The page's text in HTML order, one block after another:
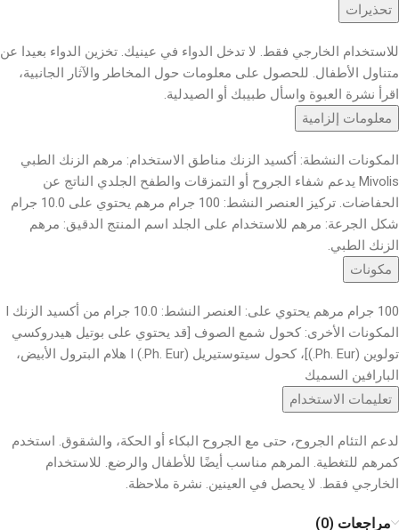
تحذيرات
للاستخدام الخارجي فقط. لا تدخل الدواء في عينيك. تخزين الدواء بعيدا عن
متناول الأطفال. للحصول على معلومات حول المخاطر والآثار الجانبية،
اقرأ نشرة العبوة واسأل طبيبك أو الصيدلية.
معلومات إلزامية
المكونات النشطة: أكسيد الزنك مناطق الاستخدام: مرهم الزنك الطبي
Mivolis يدعم شفاء الجروح أو التمزقات والطفح الجلدي الناتج عن
الحفاضات. تركيز العنصر النشط: 100 جرام مرهم يحتوي على 10.0 جرام
شكل الجرعة: مرهم للاستخدام على الجلد اسم المنتج الدقيق: مرهم
الزنك الطبي.
مكونات
100 جرام مرهم يحتوي على: العنصر النشط: 10.0 جرام من أكسيد الزنك I
المكونات الأخرى: كحول شمع الصوف [قد يحتوي على بوتيل هيدروكسي
تولوين (Ph. Eur.)]، كحول سيتوستيريل (Ph. Eur.) I هلام البترول الأبيض،
البارافين السميك
تعليمات الاستخدام
لدعم التئام الجروح، حتى مع الجروح البكاء أو الحكة، والشقوق. استخدم
كمرهم للتغطية. المرهم مناسب أيضًا للأطفال والرضع. للاستخدام
الخارجي فقط. لا يحصل في العينين. نشرة ملاحظة.
مراجعات (0)